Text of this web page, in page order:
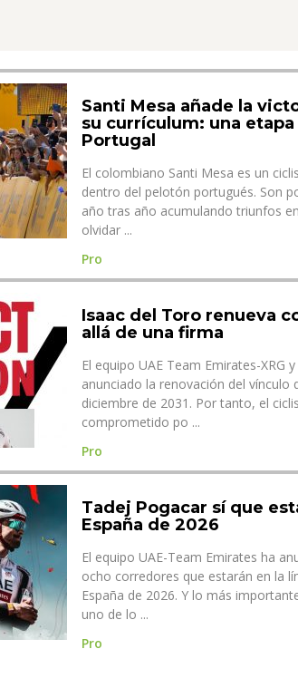
Santi Mesa añade la
su currículum: una etapa
Portugal
El colombiano Santi Mesa es un
dentro del pelotón portugués. Son
año tras año acumulando triunfos
olvidar ...
Pro
Isaac del Toro renueva
allá de una firma
El equipo UAE Team Emirates-XRG
anunciado la renovación del vínculo
diciembre de 2031. Por tanto, el
comprometido po ...
Pro
Tadej Pogacar sí que
España de 2026
El equipo UAE-Team Emirates ha
ocho corredores que estarán en la
España de 2026. Y lo más
uno de lo ...
Pro